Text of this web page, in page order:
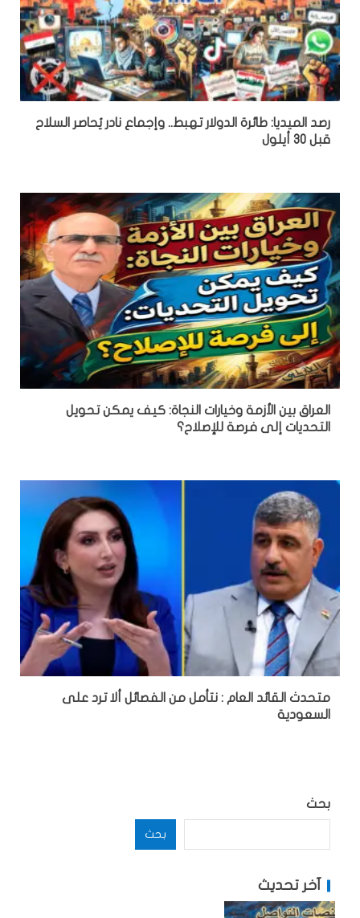
رصد الميديا: طائرة الدولار تهبط.. وإجماع نادر يُحاصر السلاح
قبل 30 أيلول
العراق بين الأزمة وخيارات النجاة: كيف يمكن تحويل
التحديات إلى فرصة للإصلاح؟
متحدث القائد العام : نتأمل من الفصائل ألا ترد على
السعودية
بحث
بحث
آخر تحديث